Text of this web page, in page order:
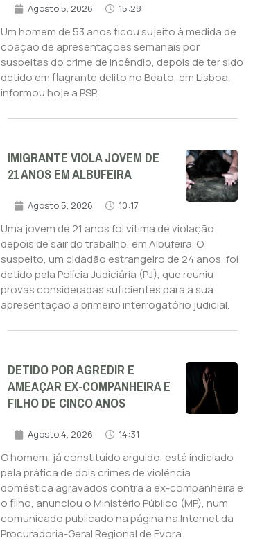
Agosto 5, 2026 15:28
Um homem de 53 anos ficou sujeito à medida de
coação de apresentações semanais por
suspeitas do crime de incêndio, depois de ter sido
detido em flagrante delito no Beato, em Lisboa,
informou hoje a PSP.
IMIGRANTE VIOLA JOVEM DE
21 ANOS EM ALBUFEIRA
Agosto 5, 2026 10:17
Uma jovem de 21 anos foi vítima de violação
depois de sair do trabalho, em Albufeira. O
suspeito, um cidadão estrangeiro de 24 anos, foi
detido pela Polícia Judiciária (PJ), que reuniu
provas consideradas suficientes para a sua
apresentação a primeiro interrogatório judicial.
DETIDO POR AGREDIR E
AMEAÇAR EX-COMPANHEIRA E
FILHO DE CINCO ANOS
Agosto 4, 2026 14:31
O homem, já constituído arguido, está indiciado
pela prática de dois crimes de violência
doméstica agravados contra a ex-companheira e
o filho, anunciou o Ministério Público (MP), num
comunicado publicado na página na Internet da
Procuradoria-Geral Regional de Évora.